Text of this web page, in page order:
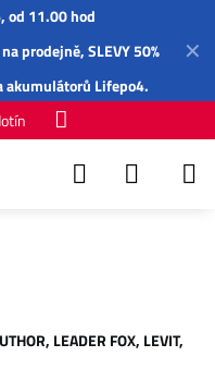
✕
od 11.00 hod
prodejně, SLEVY 50%
akumulátorů Lifepo4.
LEADER FOX, LEVIT,